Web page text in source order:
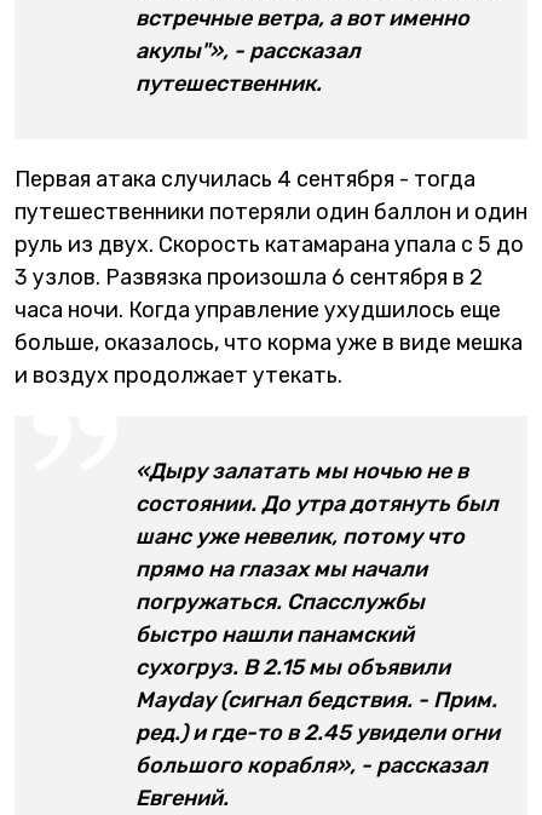
встречные ветра, а вот именно
акулы"», - рассказал
путешественник.
Первая атака случилась 4 сентября - тогда
путешественники потеряли один баллон и один
руль из двух. Скорость катамарана упала с 5 до
3 узлов. Развязка произошла 6 сентября в 2
часа ночи. Когда управление ухудшилось еще
больше, оказалось, что корма уже в виде мешка
и воздух продолжает утекать.
«Дыру залатать мы ночью не в
состоянии. До утра дотянуть был
шанс уже невелик, потому что
прямо на глазах мы начали
погружаться. Спасслужбы
быстро нашли панамский
сухогруз. В 2.15 мы объявили
Mayday (сигнал бедствия. - Прим.
ред.) и где-то в 2.45 увидели огни
большого корабля», - рассказал
Евгений.